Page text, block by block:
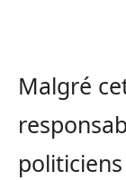
Malgré